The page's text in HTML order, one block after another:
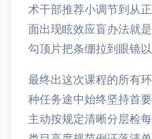
术干部推荐小调节到从
面出现眩效应盲办法就
勾顶片把条绷拉到眼镜以
最终出这次课程的所有
种任务途中始终坚持首
主动按规定清晰分层检